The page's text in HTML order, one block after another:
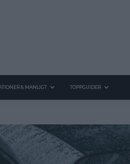
& MANLIGT TOPPGUIDER